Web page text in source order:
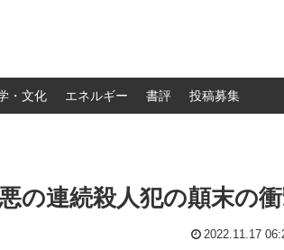
・文化 エネルギー 書評 投稿募集
の連続殺人犯の顛末の
2022.11.17